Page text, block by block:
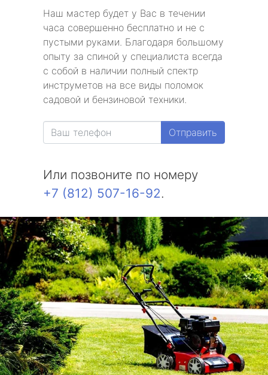
Наш мастер будет у Вас в течении
часа совершенно бесплатно и не с
пустыми руками. Благодаря большому
опыту за спиной у специалиста всегда
с собой в наличии полный спектр
инструметов на все виды поломок
садовой и бензиновой техники.
Отправить
Или позвоните по номеру
+7 (812) 507-16-92.